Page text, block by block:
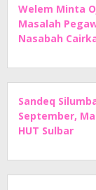
Welem Minta
Masalah
Nasabah
Sandeq
September,
HUT Sulbar